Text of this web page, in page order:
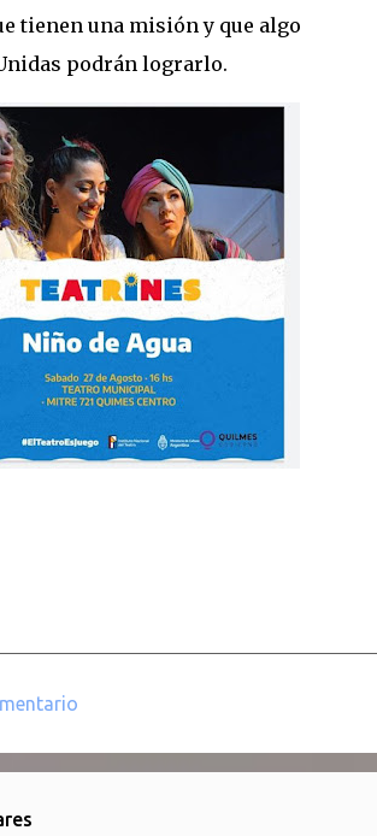
tienen una misión y que algo
podrán lograrlo.